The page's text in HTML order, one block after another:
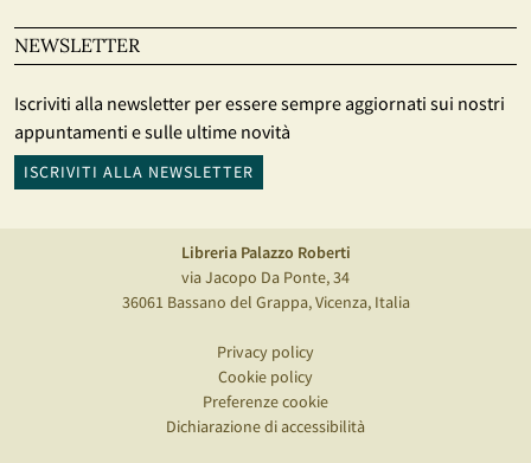
NEWSLETTER
Iscriviti alla newsletter per essere sempre aggiornati sui nostri
appuntamenti e sulle ultime novità
ISCRIVITI ALLA NEWSLETTER
Libreria Palazzo Roberti
via Jacopo Da Ponte, 34
36061 Bassano del Grappa, Vicenza, Italia
Privacy policy
Cookie policy
Preferenze cookie
Dichiarazione di accessibilità